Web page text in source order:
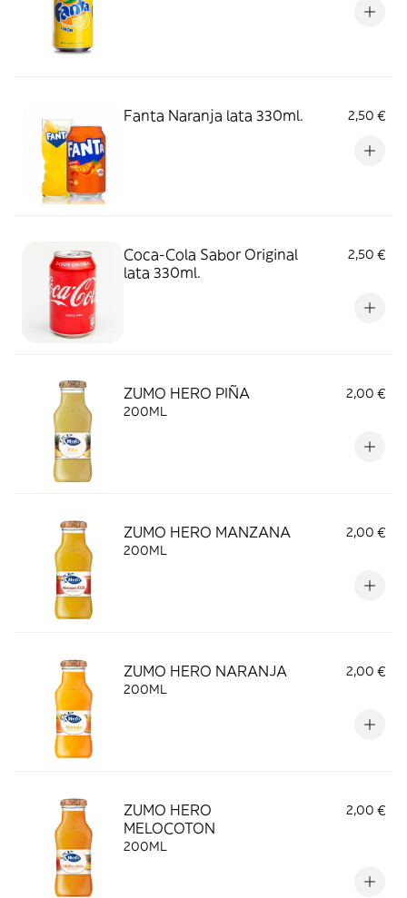
Fanta Naranja lata 330ml. 2,50 €
Coca-Cola Sabor Original
lata 330ml.
2,50 €
ZUMO HERO PIÑA
2,00 €
200ML
ZUMO HERO MANZANA
2,00 €
200ML
ZUMO HERO NARANJA
2,00 €
200ML
ZUMO HERO
MELOCOTON
2,00 €
200ML